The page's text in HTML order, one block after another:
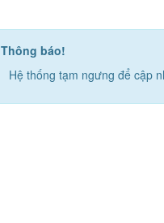
Thông báo!
Hệ thống tạm ngưng để cập